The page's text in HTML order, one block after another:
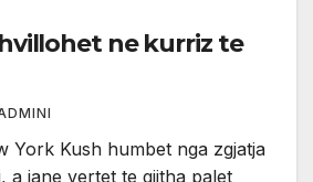
ne kurriz te
York Kush humbet nga zgjatja
a jane vertet te gjitha palet